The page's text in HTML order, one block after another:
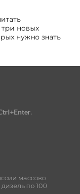
новых
нужно знать
.
массово
по 100